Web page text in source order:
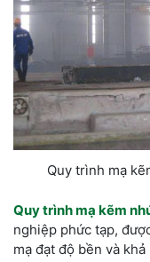
Quy trình mạ
Quy trình mạ kẽm
nghiệp phức tạp,
mạ đạt độ bền và